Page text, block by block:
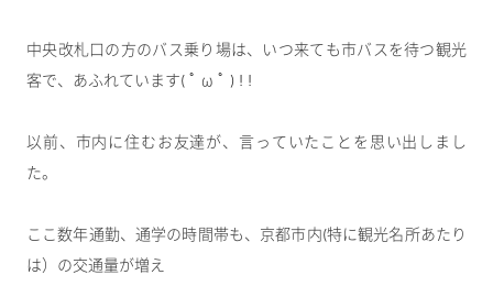
中央改札口の方のバス乗り場は、いつ来ても市バスを待つ観光
客で、あふれています( ﾟ ω ﾟ ) ! !
以前、市内に住むお友達が、言っていたことを思い出しまし
た。
ここ数年通勤、通学の時間帯も、京都市内(特に観光名所あたり
は）の交通量が増え